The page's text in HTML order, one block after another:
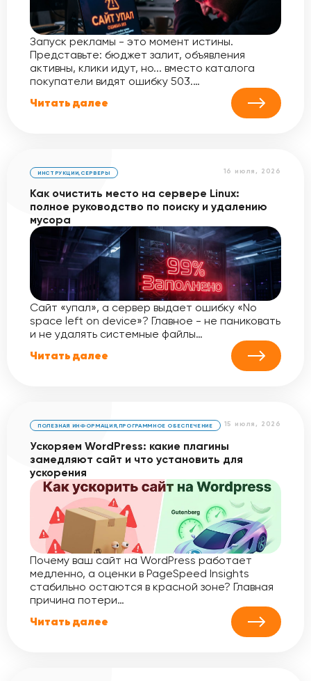
Запуск рекламы - это момент истины.
Представьте: бюджет залит, объявления
активны, клики идут, но... вместо каталога
покупатели видят ошибку 503.…
Читать далее
16 июля, 2026
ИНСТРУКЦИИ, СЕРВЕРЫ
Как очистить место на сервере Linux:
полное руководство по поиску и удалению
мусора
Сайт «упал», а сервер выдает ошибку «No
space left on device»? Главное - не паниковать
и не удалять системные файлы…
Читать далее
15 июля, 2026
ПОЛЕЗНАЯ ИНФОРМАЦИЯ,ПРОГРАММНОЕ ОБЕСПЕЧЕНИЕ
Ускоряем WordPress: какие плагины
замедляют сайт и что установить для
ускорения
Почему ваш сайт на WordPress работает
медленно, а оценки в PageSpeed Insights
стабильно остаются в красной зоне? Главная
причина потери…
Читать далее